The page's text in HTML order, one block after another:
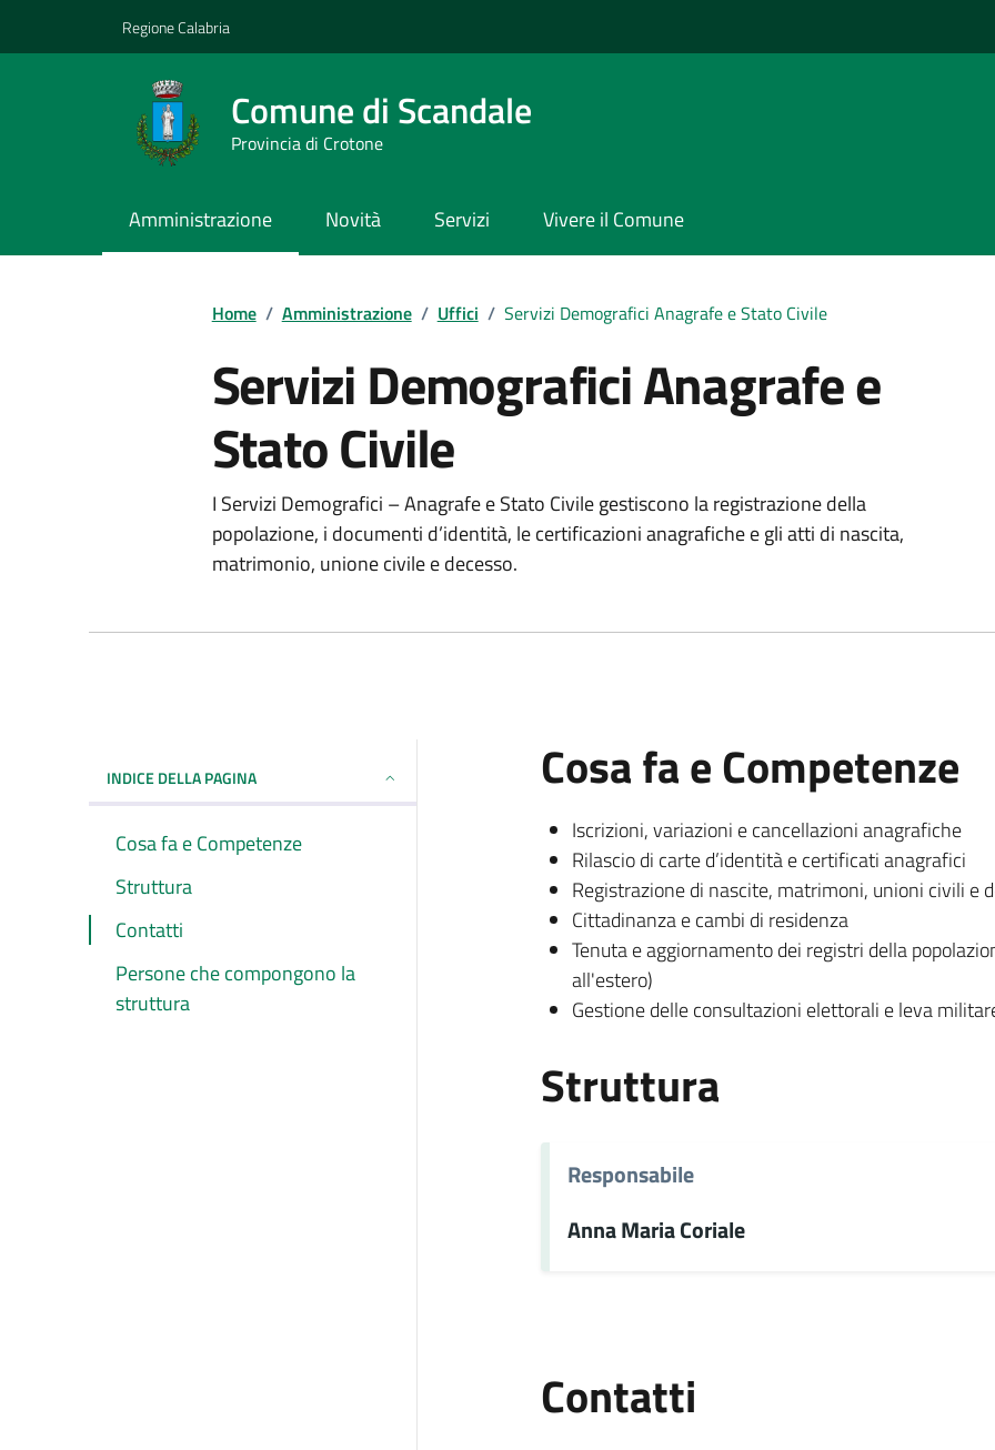
Regione Calabria
Comune di Scandale
Provincia di Crotone
Amministrazione Novità Servizi Vivere il Comune
Home / Amministrazione / Uffici / Servizi Demografici Anagrafe e Stato Civile
Servizi Demografici Anagrafe e
Stato Civile
I Servizi Demografici – Anagrafe e Stato Civile gestiscono la registrazione della
popolazione, i documenti d’identità, le certificazioni anagrafiche e gli atti di nascita,
matrimonio, unione civile e decesso.
INDICE DELLA PAGINA
Cosa fa e Competenze
Struttura
Contatti
Persone che compongono la
struttura
Cosa fa e Competenze
Iscrizioni, variazioni e cancellazioni anagrafiche
Rilascio di carte d’identità e certificati anagrafici
Registrazione di nascite, matrimoni, unioni civili e
Cittadinanza e cambi di residenza
Tenuta e aggiornamento dei registri della
all'estero)
Gestione delle consultazioni elettorali e leva
Struttura
Responsabile
Anna Maria Coriale
Contatti